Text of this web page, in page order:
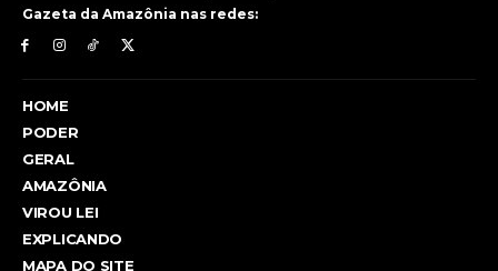
Gazeta da Amazônia nas redes:
HOME
PODER
GERAL
AMAZÔNIA
VIROU LEI
EXPLICANDO
MAPA DO SITE